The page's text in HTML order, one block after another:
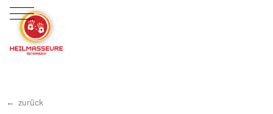
zurück